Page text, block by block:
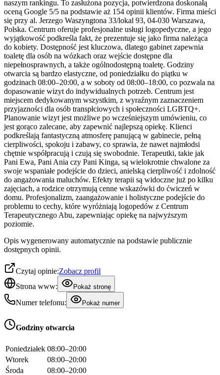
naszym rankingu. To zasłużona pozycja, potwierdzona doskonałą
oceną Google 5/5 na podstawie aż 154 opinii klientów. Firma mieści
się przy al. Jerzego Waszyngtona 33/lokal 93, 04-030 Warszawa,
Polska. Centrum oferuje profesjonalne usługi logopedyczne, a jego
wyjątkowość podkreśla fakt, że prezentuje się jako firma należąca
do kobiety. Dostępność jest kluczowa, dlatego gabinet zapewnia
toaletę dla osób na wózkach oraz wejście dostępne dla
niepełnosprawnych, a także ogólnodostępną toaletę. Godziny
otwarcia są bardzo elastyczne, od poniedziałku do piątku w
godzinach 08:00–20:00, a w soboty od 08:00–18:00, co pozwala na
dopasowanie wizyt do indywidualnych potrzeb. Centrum jest
miejscem dedykowanym wszystkim, z wyraźnym zaznaczeniem
przyjazności dla osób transpłciowych i społeczności LGBTQ+.
Planowanie wizyt jest możliwe po wcześniejszym umówieniu, co
jest gorąco zalecane, aby zapewnić najlepszą opiekę. Klienci
podkreślają fantastyczną atmosferę panującą w gabinecie, pełną
cierpliwości, spokoju i zabawy, co sprawia, że nawet najmłodsi
chętnie współpracują i czują się swobodnie. Terapeutki, takie jak
Pani Ewa, Pani Ania czy Pani Kinga, są wielokrotnie chwalone za
swoje wspaniałe podejście do dzieci, anielską cierpliwość i zdolność
do angażowania maluchów. Efekty terapii są widoczne już po kilku
zajęciach, a rodzice otrzymują cenne wskazówki do ćwiczeń w
domu. Profesjonalizm, zaangażowanie i holistyczne podejście do
problemu to cechy, które wyróżniają logopedów z Centrum
Terapeutycznego Abu, zapewniając opiekę na najwyższym
poziomie.
Opis wygenerowany automatycznie na podstawie publicznie
dostępnych opinii.
Czytaj opinie:Zobacz profil
Strona www:
Pokaż stronę
Numer telefonu: Pokaż numer
Godziny otwarcia
Poniedziałek 08:00–20:00
Wtorek
08:00–20:00
Środa
08:00–20:00